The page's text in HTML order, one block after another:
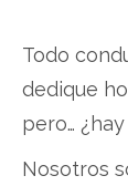
Todo
dedique
pero…
Nosotros